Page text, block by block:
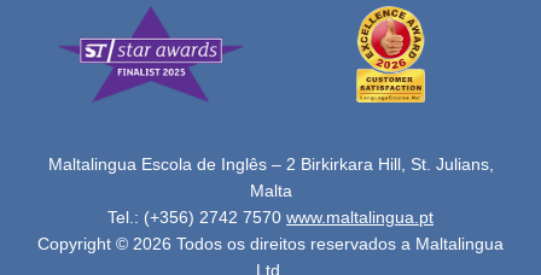
Maltalingua Escola de Inglês – 2 Birkirkara Hill, St. Julians,
Malta
Tel.: (+356) 2742 7570 www.maltalingua.pt
Copyright © 2026 Todos os direitos reservados a Maltalingua
Ltd.